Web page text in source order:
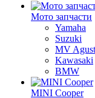
Мото запчасти
Yamaha
Suzuki
MV
Kawasaki
BMW
MINI Cooper